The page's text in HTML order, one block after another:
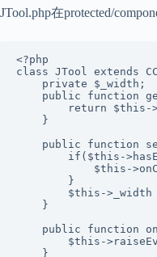
JTool.php在protected/
<?php
class JTool extends
    private $_width;
public function
return
    }
public function
if($this-
$this-
        }
$this-
    }
public function
$this-
    }